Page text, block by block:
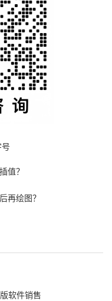
值？
再绘图？
软件销售